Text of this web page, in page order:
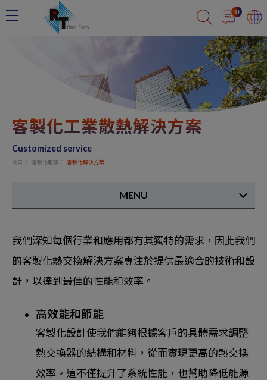
0
客製化工業散熱解決方案
Customized service
首頁 客製化服務 客製化解決方案
MENU
我們深知每個行業和應用都有其獨特的需求，因此我們
的客製化熱交換解決方案專注於提供最適合的技術和設
計，以達到最佳的性能和效率。
高效能和節能
客製化設計使我們能夠根據客戶的具體需求調整
熱交換器的結構和材料，從而實現更高的熱交換
效率。這不僅提升了系統性能，也幫助降低能源
Cookie管理面板